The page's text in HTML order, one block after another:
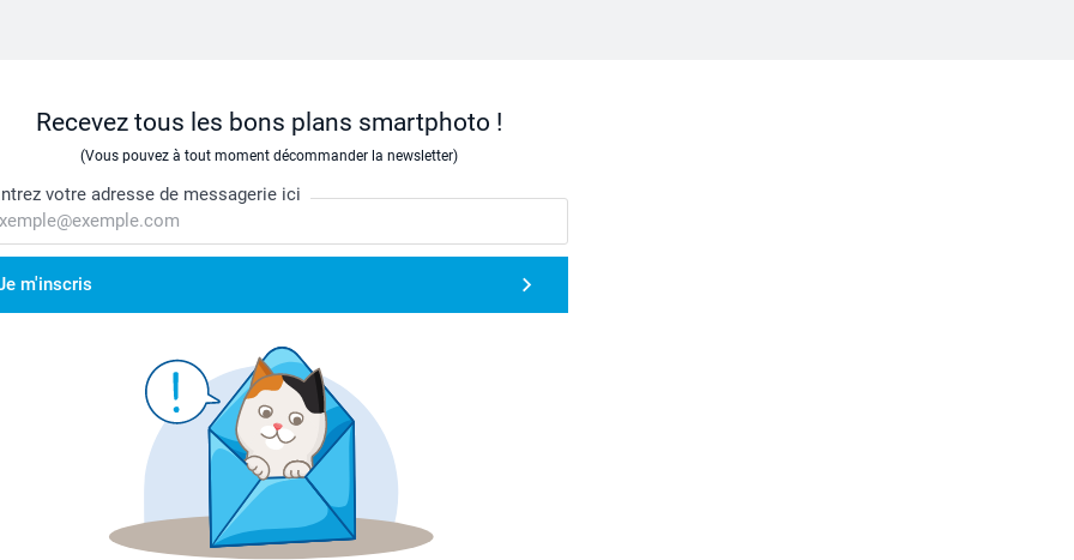
Recevez tous les bons plans smartphoto !
(Vous pouvez à tout moment décommander la newsletter)
votre adresse de messagerie ici
m'inscris